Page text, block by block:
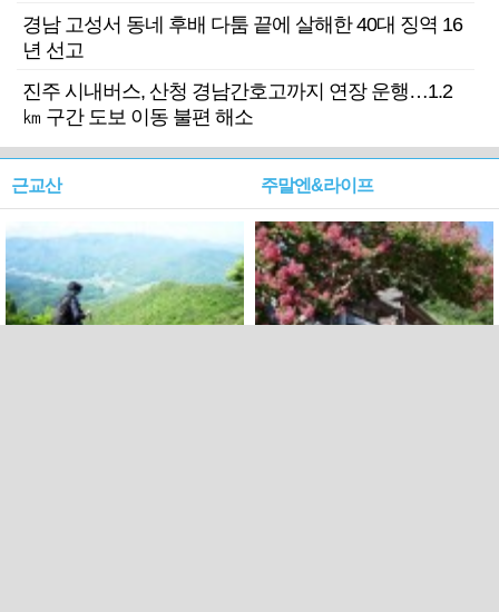
경남 고성서 동네 후배 다툼 끝에 살해한 40대 징역 16
년 선고
진주 시내버스, 산청 경남간호고까지 연장 운행…1.2
㎞ 구간 도보 이동 불편 해소
근교산 주말엔&라이프